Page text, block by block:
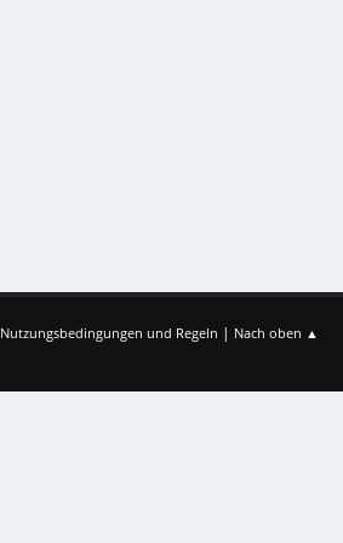
Nutzungsbedingungen und Regeln | Nach oben ▲